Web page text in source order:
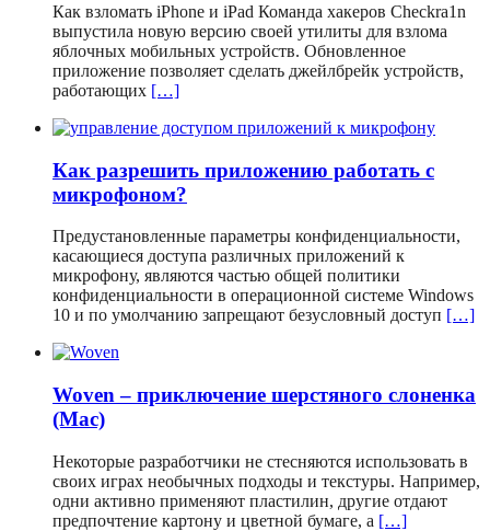
Как взломать iPhone и iPad Команда хакеров Checkra1n
выпустила новую версию своей утилиты для взлома
яблочных мобильных устройств. Обновленное
приложение позволяет сделать джейлбрейк устройств,
работающих […]
Как разрешить приложению работать с
микрофоном?
Предустановленные параметры конфиденциальности,
касающиеся доступа различных приложений к
микрофону, являются частью общей политики
конфиденциальности в операционной системе Windows
10 и по умолчанию запрещают безусловный доступ […]
Woven – приключение шерстяного слоненка
(Mac)
Некоторые разработчики не стесняются использовать в
своих играх необычных подходы и текстуры. Например,
одни активно применяют пластилин, другие отдают
предпочтение картону и цветной бумаге, а […]